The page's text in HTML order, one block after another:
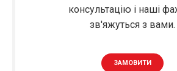
консультацію і наші
зв'яжуться з вами.
ЗАМОВИТИ